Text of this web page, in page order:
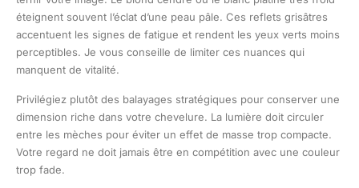
éteignent souvent l’éclat d’une peau pâle. Ces reflets grisâtres
accentuent les signes de fatigue et rendent les yeux verts moins
perceptibles. Je vous conseille de limiter ces nuances qui
manquent de vitalité.
Privilégiez plutôt des balayages stratégiques pour conserver une
dimension riche dans votre chevelure. La lumière doit circuler
entre les mèches pour éviter un effet de masse trop compacte.
Votre regard ne doit jamais être en compétition avec une couleur
trop fade.